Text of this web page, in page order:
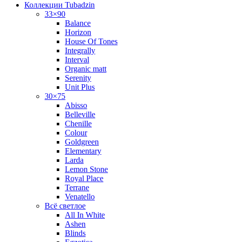
Коллекции Tubadzin
33×90
Balance
Horizon
House Of Tones
Integrally
Interval
Organic matt
Serenity
Unit Plus
30×75
Abisso
Belleville
Chenille
Colour
Goldgreen
Elementary
Larda
Lemon Stone
Royal Place
Terrane
Venatello
Всё светлое
All In White
Ashen
Blinds